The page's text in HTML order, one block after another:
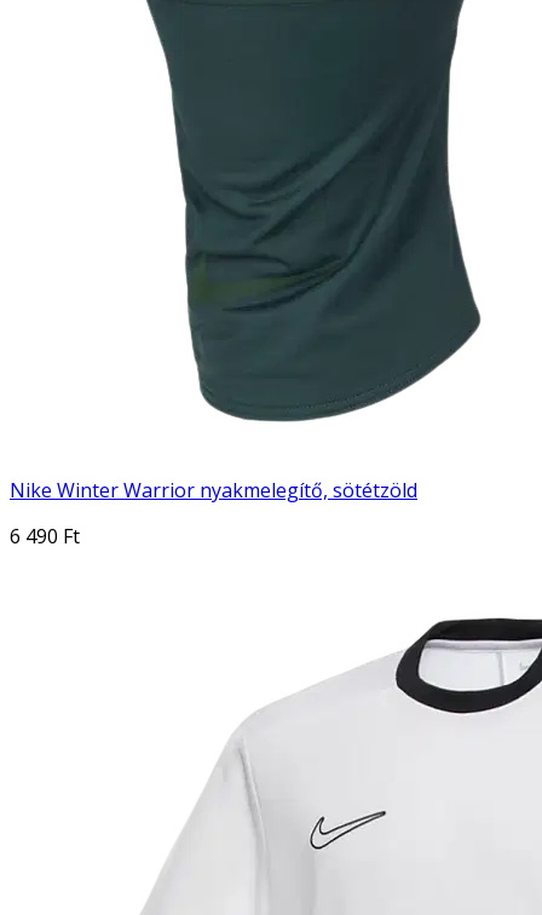
Nike Winter Warrior nyakmelegítő, sötétzöld
6 490 Ft